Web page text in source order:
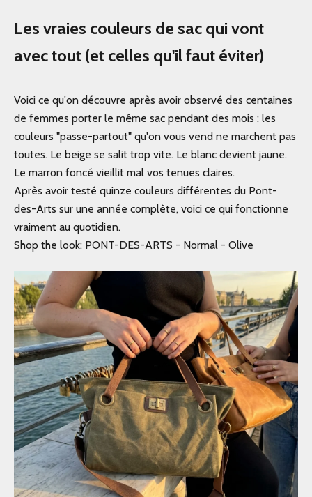
Les vraies couleurs de sac qui vont
avec tout (et celles qu'il faut éviter)
Voici ce qu'on découvre après avoir observé des centaines
de femmes porter le même sac pendant des mois : les
couleurs "passe-partout" qu'on vous vend ne marchent pas
toutes. Le beige se salit trop vite. Le blanc devient jaune.
Le marron foncé vieillit mal vos tenues claires.
Après avoir testé quinze couleurs différentes du Pont-
des-Arts sur une année complète, voici ce qui fonctionne
vraiment au quotidien.
Shop the look: PONT-DES-ARTS - Normal - Olive